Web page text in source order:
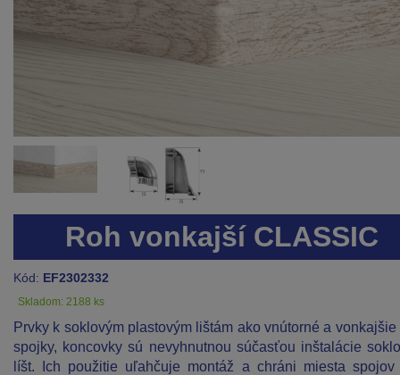
Roh vonkajší CLASSIC
Kód: EF2302332
Skladom: 2188 ks
Prvky k soklovým plastovým lištám ako vnútorné a vonkajšie
spojky, koncovky sú nevyhnutnou súčasťou inštalácie
líšt. Ich použitie uľahčuje montáž a chráni miesta spojov